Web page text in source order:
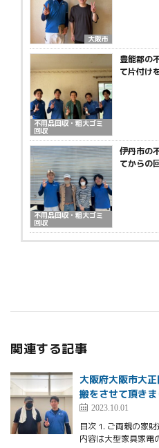
大阪市
不用品回収・粗大ゴミ
回収
豊能郡の
て片付け
不用品回収・粗大ゴミ
回収
伊丹市の
てからの
関連する記事
大阪府大阪市大
搬をさせて頂きま
2023.10.01
目次 1. ご両親の家
内容は大型家具家